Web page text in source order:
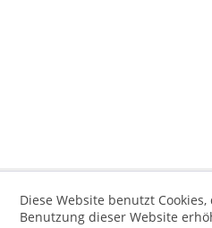
Diese Website benutzt
Benutzung dieser Website